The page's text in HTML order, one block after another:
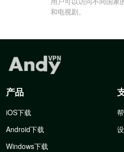
和电视剧。
产品
iOS下载
Android下载
Windows下载